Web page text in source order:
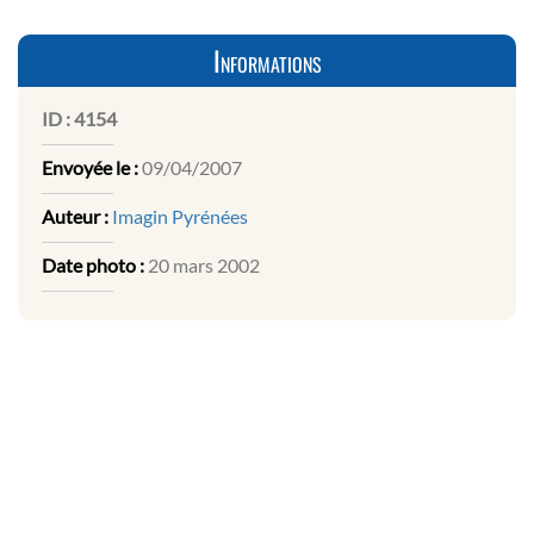
Informations
ID :4154
Envoyée le :09/04/2007
Auteur : Imagin Pyrénées
Date photo : 20 mars 2002